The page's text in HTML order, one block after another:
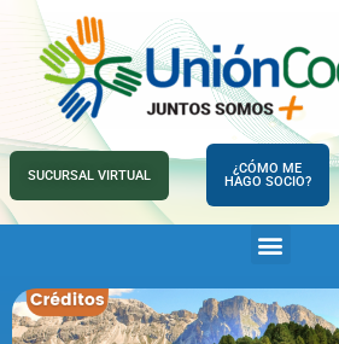
SUCURSAL VIRTUAL
¿CÓMO ME
HAGO SOCIO?